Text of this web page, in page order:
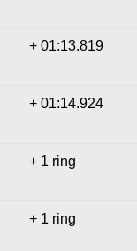
+ 01:13.819
+ 01:14.924
+ 1 ring
+ 1 ring